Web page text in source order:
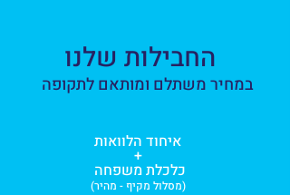
החבילות שלנו
במחיר משתלם ומותאם לתקופה
איחוד הלוואות
+
כלכלת משפחה
(מסלול מקיף - מהיר)